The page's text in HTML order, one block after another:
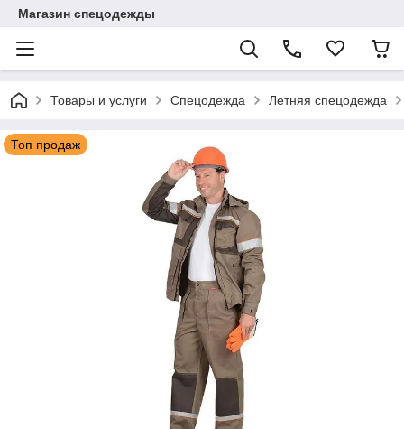
Магазин спецодежды
Товары и услуги Спецодежда Летняя спецодежда
Топ продаж